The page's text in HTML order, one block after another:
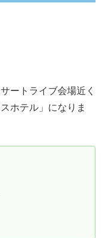
ートライブ会場近く
ホテル」になりま